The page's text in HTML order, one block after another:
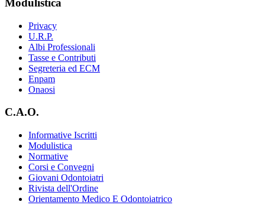
Modulistica
Privacy
U.R.P.
Albi Professionali
Tasse e Contributi
Segreteria ed ECM
Enpam
Onaosi
C.A.O.
Informative Iscritti
Modulistica
Normative
Corsi e Convegni
Giovani Odontoiatri
Rivista dell'Ordine
Orientamento Medico E Odontoiatrico